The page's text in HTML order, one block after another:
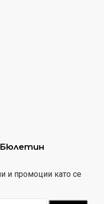
Бюлетин
и промоции като се